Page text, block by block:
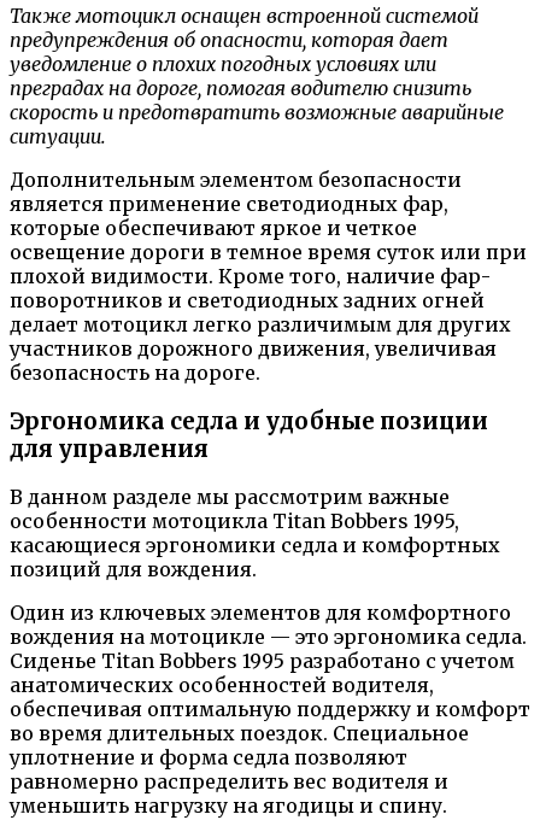
Также мотоцикл оснащен встроенной системой
предупреждения об опасности, которая дает
уведомление о плохих погодных условиях или
преградах на дороге, помогая водителю снизить
скорость и предотвратить возможные аварийные
ситуации.
Дополнительным элементом безопасности
является применение светодиодных фар,
которые обеспечивают яркое и четкое
освещение дороги в темное время суток или при
плохой видимости. Кроме того, наличие фар-
поворотников и светодиодных задних огней
делает мотоцикл легко различимым для других
участников дорожного движения, увеличивая
безопасность на дороге.
Эргономика седла и удобные позиции
для управления
В данном разделе мы рассмотрим важные
особенности мотоцикла Titan Bobbers 1995,
касающиеся эргономики седла и комфортных
позиций для вождения.
Один из ключевых элементов для комфортного
вождения на мотоцикле — это эргономика седла.
Сиденье Titan Bobbers 1995 разработано с учетом
анатомических особенностей водителя,
обеспечивая оптимальную поддержку и комфорт
во время длительных поездок. Специальное
уплотнение и форма седла позволяют
равномерно распределить вес водителя и
уменьшить нагрузку на ягодицы и спину.